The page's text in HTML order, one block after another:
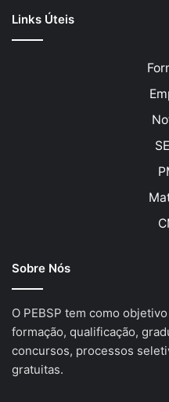
Links Úteis
Sobre Nós
O PEBSP tem como
formação, qualificação,
concursos, processos
gratuitas.